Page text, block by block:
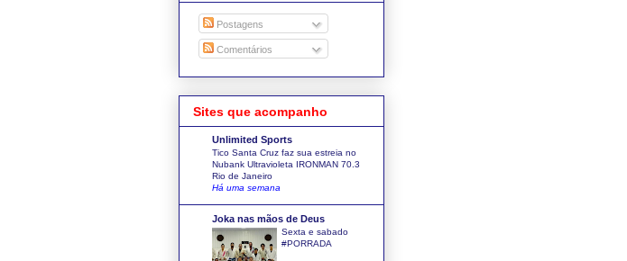
Postagens
Comentários
Sites que acompanho
Unlimited Sports
Tico Santa Cruz faz sua estreia no
Nubank Ultravioleta IRONMAN 70.3
Rio de Janeiro
Há uma semana
Joka nas mãos de Deus
Sexta e sabado
#PORRADA